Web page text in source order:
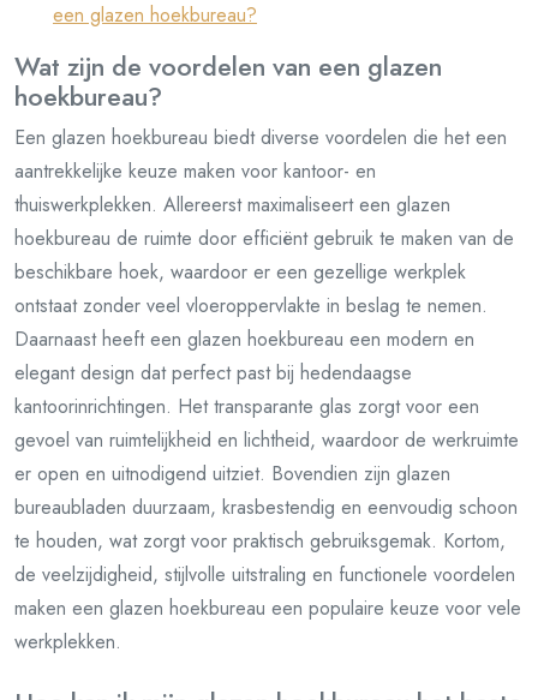
een glazen hoekbureau?
Wat zijn de voordelen van een glazen
hoekbureau?
Een glazen hoekbureau biedt diverse voordelen die het een
aantrekkelijke keuze maken voor kantoor- en
thuiswerkplekken. Allereerst maximaliseert een glazen
hoekbureau de ruimte door efficiënt gebruik te maken van de
beschikbare hoek, waardoor er een gezellige werkplek
ontstaat zonder veel vloeroppervlakte in beslag te nemen.
Daarnaast heeft een glazen hoekbureau een modern en
elegant design dat perfect past bij hedendaagse
kantoorinrichtingen. Het transparante glas zorgt voor een
gevoel van ruimtelijkheid en lichtheid, waardoor de werkruimte
er open en uitnodigend uitziet. Bovendien zijn glazen
bureaubladen duurzaam, krasbestendig en eenvoudig schoon
te houden, wat zorgt voor praktisch gebruiksgemak. Kortom,
de veelzijdigheid, stijlvolle uitstraling en functionele voordelen
maken een glazen hoekbureau een populaire keuze voor vele
werkplekken.